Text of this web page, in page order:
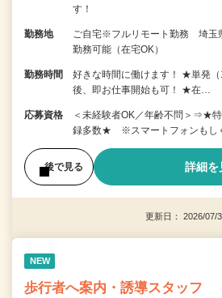
す！
勤務地
ご自宅※フルリモート勤務 埼玉
勤務可能（在宅OK）
勤務時間
好きな時間に働けます！ ★単発
後、即お仕事開始も可！ ★在…
応募資格
＜未経験者OK／年齢不問＞⇒★
録多数★ ※スマートフォンもし
後で見る 詳細を
更新日： 2026/
NEW
歩行者へ案内・誘導スタッフ